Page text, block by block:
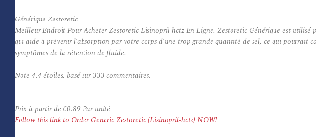
Générique Zestoretic
Meilleur Endroit Pour Acheter Zestoretic Lisinopril-hctz En Ligne. Zestoretic Générique est
qui aide à prévenir l’absorption par votre corps d’une trop grande quantité de sel, ce qui
symptômes de la rétention de fluide.
Note 4.4 étoiles, basé sur333 commentaires.
Prix à partir de €0.89 Par unité
Follow this link to Order Generic Zestoretic (Lisinopril-hctz) NOW!